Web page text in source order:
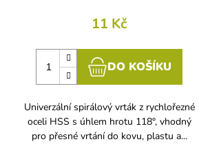
11 Kč
DO KOŠÍKU
Univerzální spirálový vrták z rychlořezné
oceli HSS s úhlem hrotu 118°, vhodný
pro přesné vrtání do kovu, plastu a...